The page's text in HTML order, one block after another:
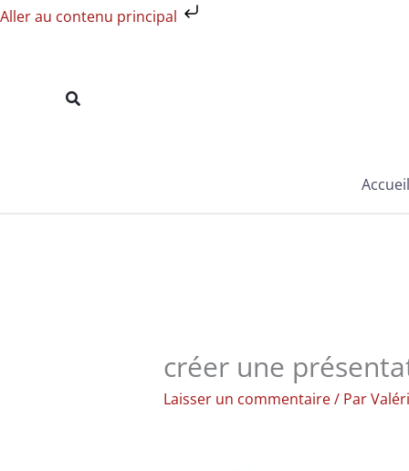
Aller au contenu principal
Aller
Rechercher
Accueil
créer une
Laisser un commentaire/ Par